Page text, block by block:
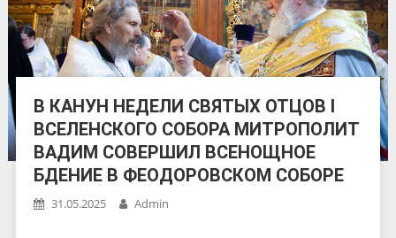
В КАНУН НЕДЕЛИ СВЯТЫХ ОТЦОВ I
ВСЕЛЕНСКОГО СОБОРА МИТРОПОЛИТ
ВАДИМ СОВЕРШИЛ ВСЕНОЩНОЕ
БДЕНИЕ В ФЕОДОРОВСКОМ СОБОРЕ
31.05.2025 Admin